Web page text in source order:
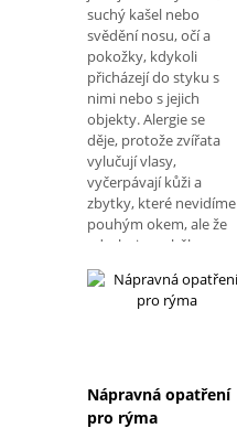
suchý kašel nebo
svědění nosu, očí a
pokožky, kdykoli
přicházejí do styku s
nimi nebo s jejich
objekty. Alergie se
děje, protože zvířata
vylučují vlasy,
vyčerpávají kůži a
zbytky, které nevidíme
pouhým okem, ale že
vdechujeme během
dýchání. Pokud je
přítomna alergie na
zvířata, může být nu
Nápravná opatření
pro rýma